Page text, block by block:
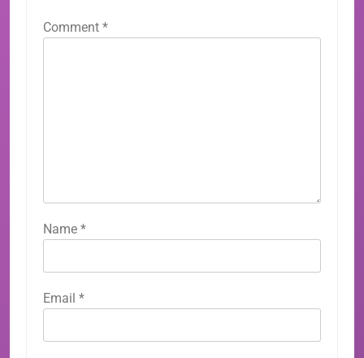
Comment *
Name *
Email *